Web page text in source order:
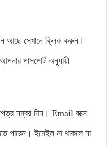
আছে সেখানে ক্লিক করুন।
পাসপোর্ট অনুযায়ী
নম্বর দিন। Email বক্সে
পারেন। ইমেইল না থাকলে না